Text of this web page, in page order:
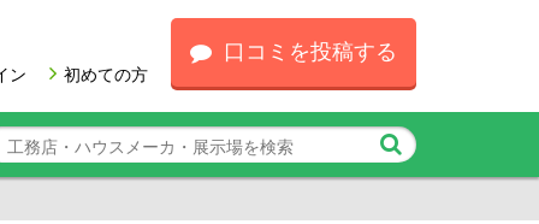
ン 初めての方
口コミを投稿する